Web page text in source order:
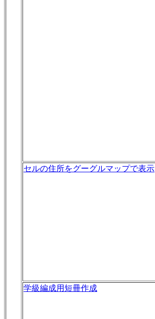
セルの住所をグーグルマップで表示
学級編成用短冊作成